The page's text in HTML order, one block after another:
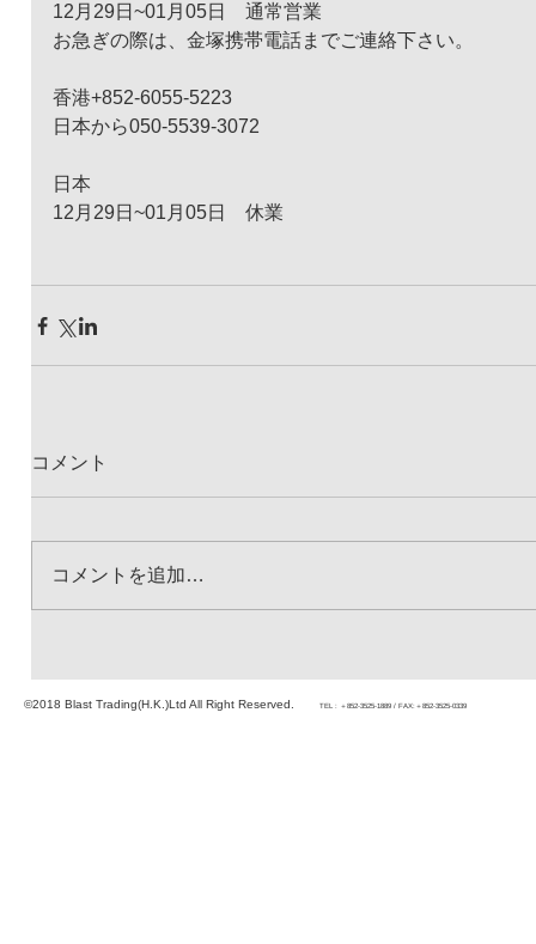
12月29日~01月05日　通常営業
お急ぎの際は、金塚携帯電話までご連絡下さい。
香港+852-6055-5223
日本から050-5539-3072
日本
12月29日~01月05日　休業
コメント
コメントを追加…
©2018 Blast Trading(H.K.)Ltd All Right Reserved. TEL : ＋852-3525-1889 / FAX:＋852-3525-0339